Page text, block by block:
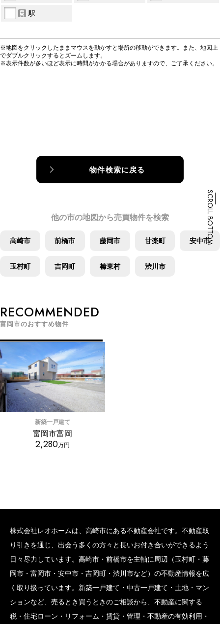
駅
※地図をクリックしたままマウスを動かすと場所の移動ができます。また、地図上
でダブルクリックするとズームします。
※表示件数が多いほど表示に時間がかかる場合がありますので、ご了承ください。
物件検索に戻る
他の市の地図から売買物件を検索
高崎市 前橋市 藤岡市 甘楽町 安中市
玉村町 吉岡町 榛東村 渋川市
RECOMMENDED
富岡市のおすすめ物件
新築一戸建て
富岡市富岡
2,280万円
株式会社レオホームは、高崎市にある不動産会社です。不動産取
り引きを通じ、出会う多くの方々と長いお付き合いができるよう
日々尽力しています。高崎市・前橋市を主軸に周辺（玉村町・藤
岡市・富岡市・安中市・吉岡町・渋川市など）の不動産情報を広
く取り扱っています。新築一戸建て・中古一戸建て・土地・マン
ションなど、売るとき買うときのご相談から、不動産に関する
税・住宅ローン・リフォーム・賃貸・管理・不動産の有効利用・
SCROLL BOTTOM